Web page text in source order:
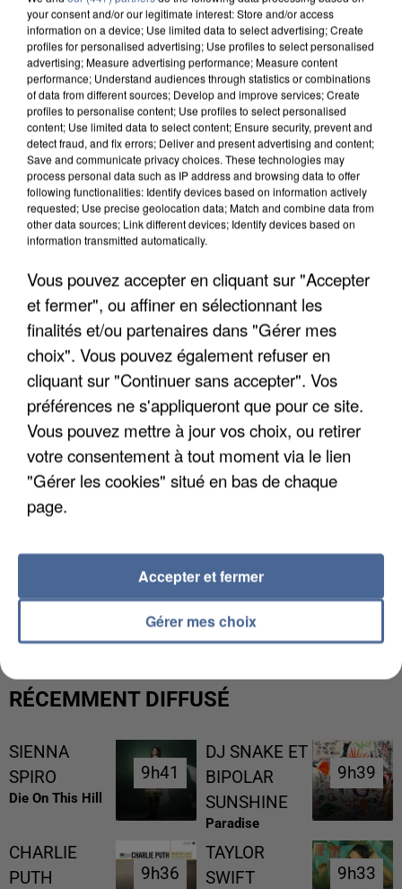
APRÈS TOUTES CES CANICULES, LES REFUGES
L’UN DES FONDATEURS SUPPOSÉS DE LA DZ
MAFIA INTERPELLÉ EN ALGÉRIE
RÉCEMMENT DIFFUSÉ
SIENNA
SPIRO
Die On This Hill
9h41
9h41
DJ SNAKE ET
BIPOLAR
SUNSHINE
Paradise
9h39
9h39
CHARLIE
PUTH
9h36
9h36
TAYLOR
SWIFT
9h33
9h33
your consent and/or our legitimate interest: Store and/or access
information on a device; Use limited data to select advertising; Create
profiles for personalised advertising; Use profiles to select personalised
advertising; Measure advertising performance; Measure content
performance; Understand audiences through statistics or combinations
of data from different sources; Develop and improve services; Create
profiles to personalise content; Use profiles to select personalised
content; Use limited data to select content; Ensure security, prevent and
detect fraud, and fix errors; Deliver and present advertising and content;
Save and communicate privacy choices. These technologies may
process personal data such as IP address and browsing data to offer
following functionalities: Identify devices based on information actively
requested; Use precise geolocation data; Match and combine data from
other data sources; Link different devices; Identify devices based on
information transmitted automatically.
Vous pouvez accepter en cliquant sur "Accepter
et fermer", ou affiner en sélectionnant les
finalités et/ou partenaires dans "Gérer mes
choix". Vous pouvez également refuser en
cliquant sur "Continuer sans accepter". Vos
préférences ne s'appliqueront que pour ce site.
Vous pouvez mettre à jour vos choix, ou retirer
votre consentement à tout moment via le lien
"Gérer les cookies" situé en bas de chaque
page.
Gérer mes choix
Accepter et fermer